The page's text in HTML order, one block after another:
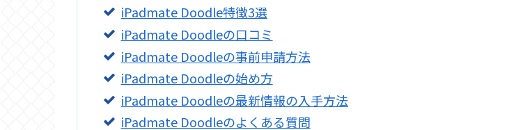
iPadmate Doodle特徴3選
iPadmate Doodleの口コミ
iPadmate Doodleの事前申請方法
iPadmate Doodleの始め方
iPadmate Doodleの最新情報の入手方法
iPadmate Doodleのよくある質問